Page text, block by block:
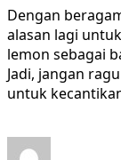
Dengan
alasan lagi
lemon sebagai
Jadi, jangan
untuk